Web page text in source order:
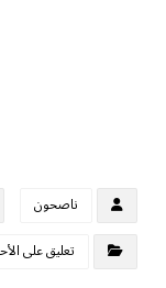
ناصحون
تعليق على